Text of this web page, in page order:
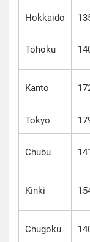
Hokkaido
Tohoku
Kanto
Tokyo
Chubu
Kinki
Chugoku